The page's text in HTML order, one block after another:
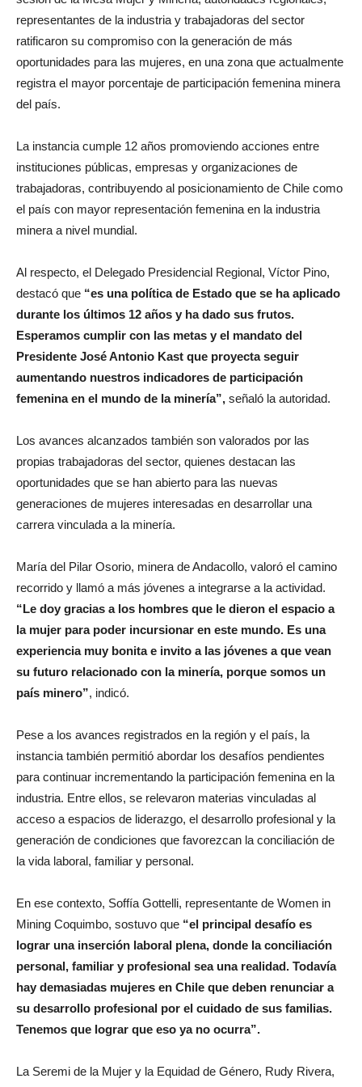
representantes de la industria y trabajadoras del sector
ratificaron su compromiso con la generación de más
oportunidades para las mujeres, en una zona que actualmente
registra el mayor porcentaje de participación femenina minera
del país.
La instancia cumple 12 años promoviendo acciones entre
instituciones públicas, empresas y organizaciones de
trabajadoras, contribuyendo al posicionamiento de Chile como
el país con mayor representación femenina en la industria
minera a nivel mundial.
Al respecto, el Delegado Presidencial Regional, Víctor Pino,
destacó que “es una política de Estado que se ha aplicado
durante los últimos 12 años y ha dado sus frutos.
Esperamos cumplir con las metas y el mandato del
Presidente José Antonio Kast que proyecta seguir
aumentando nuestros indicadores de participación
femenina en el mundo de la minería”, señaló la autoridad.
Los avances alcanzados también son valorados por las
propias trabajadoras del sector, quienes destacan las
oportunidades que se han abierto para las nuevas
generaciones de mujeres interesadas en desarrollar una
carrera vinculada a la minería.
María del Pilar Osorio, minera de Andacollo, valoró el camino
recorrido y llamó a más jóvenes a integrarse a la actividad.
“Le doy gracias a los hombres que le dieron el espacio a
la mujer para poder incursionar en este mundo. Es una
experiencia muy bonita e invito a las jóvenes a que vean
su futuro relacionado con la minería, porque somos un
país minero”, indicó.
Pese a los avances registrados en la región y el país, la
instancia también permitió abordar los desafíos pendientes
para continuar incrementando la participación femenina en la
industria. Entre ellos, se relevaron materias vinculadas al
acceso a espacios de liderazgo, el desarrollo profesional y la
generación de condiciones que favorezcan la conciliación de
la vida laboral, familiar y personal.
En ese contexto, Soffía Gottelli, representante de Women in
Mining Coquimbo, sostuvo que “el principal desafío es
lograr una inserción laboral plena, donde la conciliación
personal, familiar y profesional sea una realidad. Todavía
hay demasiadas mujeres en Chile que deben renunciar a
su desarrollo profesional por el cuidado de sus familias.
Tenemos que lograr que eso ya no ocurra”.
La Seremi de la Mujer y la Equidad de Género, Rudy Rivera,